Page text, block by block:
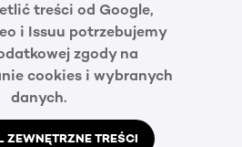
treści od Google,
i Issuu potrzebujemy
zgody na
cookies i wybranych
danych.
ZEWNĘTRZNE TREŚCI